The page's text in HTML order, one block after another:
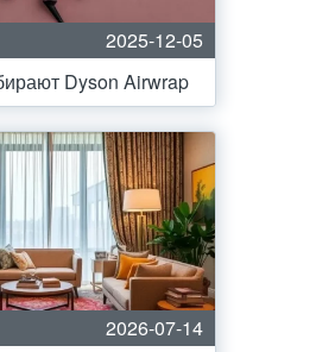
2025-12-05
Dyson Airwrap
2026-07-14